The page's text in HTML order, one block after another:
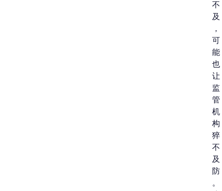
不
及
，
可
能
也
让
监
管
机
构
猝
不
及
防
。